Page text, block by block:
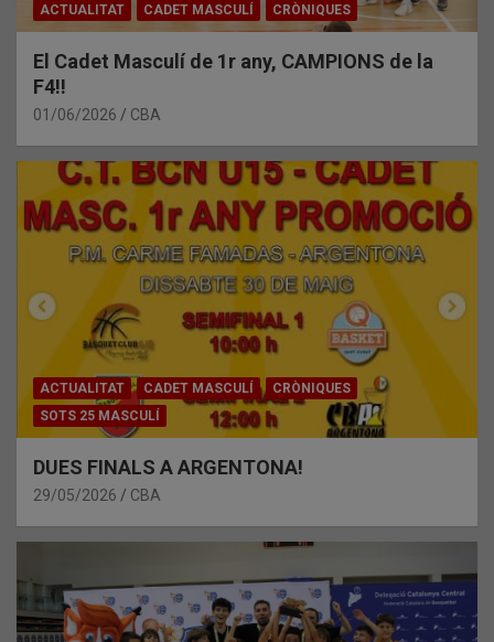
ACTUALITAT CADET MASCULÍ CRÒNIQUES
El Cadet Masculí de 1r any, CAMPIONS de la
F4!!
01/06/2026 CBA
ACTUALITAT CADET MASCULÍ
CRÒNIQUES
SOTS 25 MASCULÍ
DUES FINALS A ARGENTONA!
29/05/2026 CBA